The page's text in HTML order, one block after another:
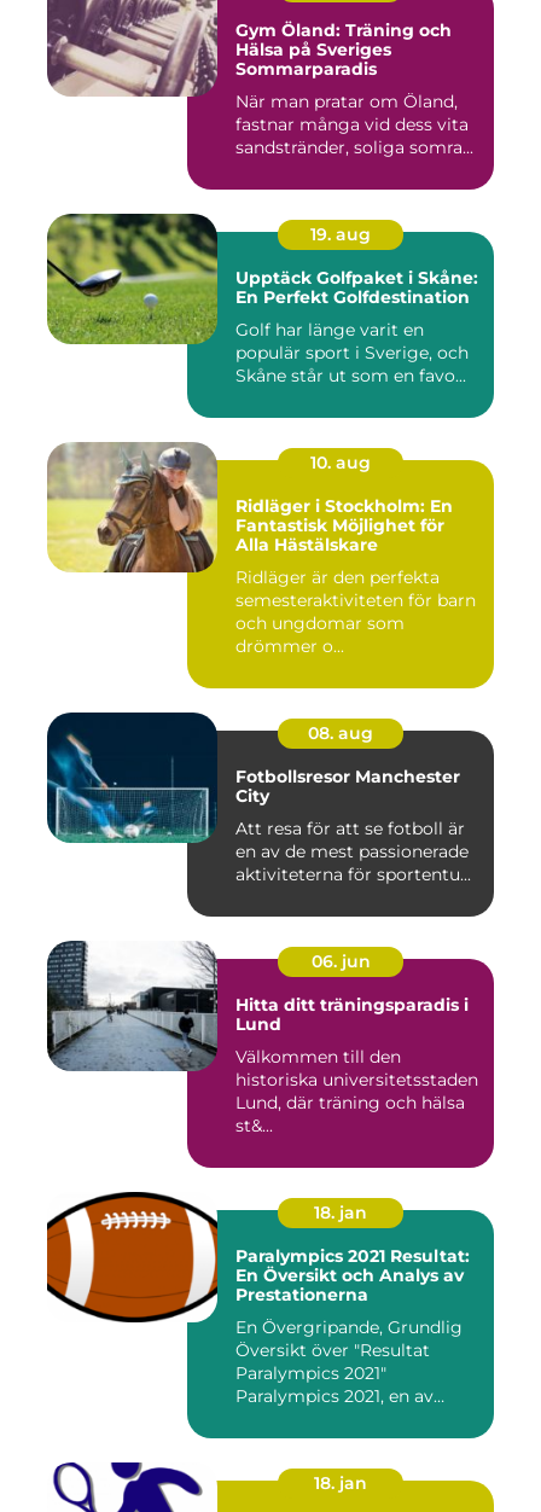
Gym Öland: Träning och
Hälsa på Sveriges
Sommarparadis
När man pratar om Öland,
fastnar många vid dess vita
sandstränder, soliga somra...
19. aug
Upptäck Golfpaket i Skåne:
En Perfekt Golfdestination
Golf har länge varit en
populär sport i Sverige, och
Skåne står ut som en favo...
10. aug
Ridläger i Stockholm: En
Fantastisk Möjlighet för
Alla Hästälskare
Ridläger är den perfekta
semesteraktiviteten för barn
och ungdomar som
drömmer o...
08. aug
Fotbollsresor Manchester
City
Att resa för att se fotboll är
en av de mest passionerade
aktiviteterna för sportentu...
06. jun
Hitta ditt träningsparadis i
Lund
Välkommen till den
historiska universitetsstaden
Lund, där träning och hälsa
st&...
18. jan
Paralympics 2021 Resultat:
En Översikt och Analys av
Prestationerna
En Övergripande, Grundlig
Översikt över "Resultat
Paralympics 2021"
Paralympics 2021, en av
18. jan